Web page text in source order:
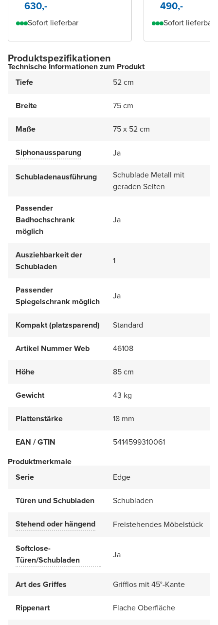
630,-
Sofort lieferbar
490,-
Sofort lieferbar
Produktspezifikationen
Technische Informationen zum Produkt
Tiefe
52 cm
Breite 75 cm
Maße 75 x 52 cm
Siphonaussparung Ja
Schubladenausführung
Schublade Metall mit
geraden Seiten
Passender
Badhochschrank
möglich
Ja
Ausziehbarkeit der
Schubladen
1
Passender
Spiegelschrank möglich
Ja
Kompakt (platzsparend) Standard
Artikel Nummer Web 46108
Höhe 85 cm
Gewicht 43 kg
Plattenstärke 18 mm
EAN / GTIN
5414599310061
Produktmerkmale
Serie
Edge
Türen und Schubladen Schubladen
Stehend oder hängend Freistehendes Möbelstück
Softclose-
Türen/Schubladen
Ja
Art des Griffes Grifflos mit 45°-Kante
Rippenart Flache Oberfläche